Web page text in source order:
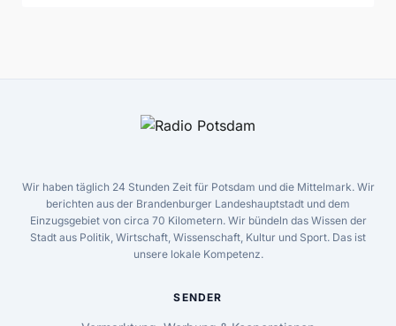
Wir haben täglich 24 Stunden Zeit für Potsdam und die Mittelmark. Wir
berichten aus der Brandenburger Landeshauptstadt und dem
Einzugsgebiet von circa 70 Kilometern. Wir bündeln das Wissen der
Stadt aus Politik, Wirtschaft, Wissenschaft, Kultur und Sport. Das ist
unsere lokale Kompetenz.
SENDER